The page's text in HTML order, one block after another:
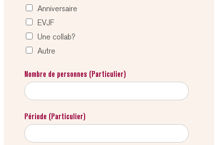
Anniversaire
EVJF
Une collab?
Autre
Nombre de personnes (Particulier)
Période (Particulier)